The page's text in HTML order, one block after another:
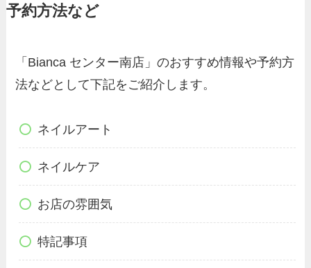
予約方法など
「Bianca センター南店」のおすすめ情報や予約方
法などとして下記をご紹介します。
ネイルアート
ネイルケア
お店の雰囲気
特記事項